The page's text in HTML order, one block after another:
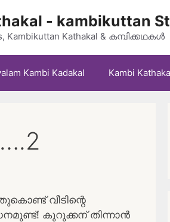
- kambikuttan
Kambikuttan Kathakal & കമ്പിക്കഥകൾ
Kambi Kadakal Kambi
വീടിന്റെ
കുറുക്കന് തിന്നാൻ